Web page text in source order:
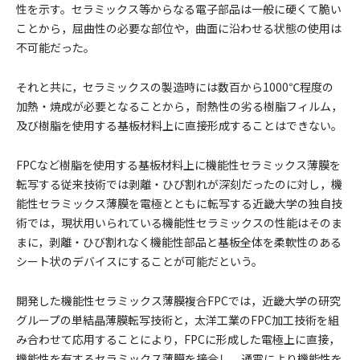
性を示す。セラミックス等からなる電子部品は一般に硬くて脆い
ことから，屈曲性の必要な部位や，曲面に沿わせる状態の使用は
不可能だった。
それと共に，セラミックスの製造時には数百から1000℃程度の
加熱・焼成が必要となることから，耐熱性の劣る樹脂フィルム，
及び樹脂を使用する基板材料上に直接形成することはできない。
FPCなど樹脂を使用する基板材料上に機能性セラミックス薄膜を
転写する従来技術では剥離・ひび割れが深刻だったのに対し，機
能性セラミックス薄膜を電極とともに転写する近畿大学の独自技
術では，現状用いられている機能性セラミックスの性能はそのま
まに，剥離・ひび割れなく機能性部品と基板全体を柔軟性のある
シート状のデバイスにすることが可能だという。
開発した機能性セラミックス薄膜複合FPCでは，近畿大学の研究
グループの単結晶薄膜転写技術と，太洋工業のFPC加工技術を組
み合わせて応用することにより，FPCに形成した電極上に直接，